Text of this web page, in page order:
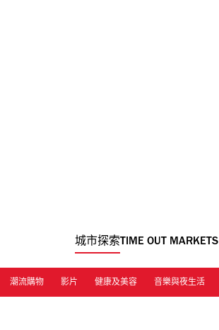
城市探索TIME OUT MARKETS
潮流購物 影片 健康及美容 音樂與夜生活